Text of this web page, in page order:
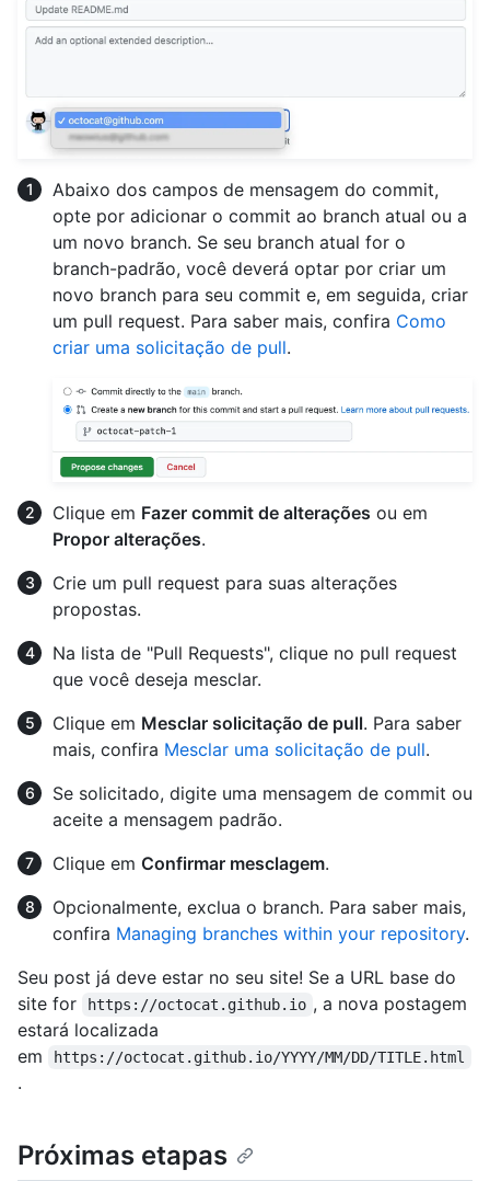
Abaixo dos campos de mensagem do commit,
opte por adicionar o commit ao branch atual ou a
um novo branch. Se seu branch atual for o
branch-padrão, você deverá optar por criar um
novo branch para seu commit e, em seguida, criar
um pull request. Para saber mais, confira Como
criar uma solicitação de pull.
Clique em Fazer commit de alterações ou em
Propor alterações.
Crie um pull request para suas alterações
propostas.
Na lista de "Pull Requests", clique no pull request
que você deseja mesclar.
Clique em Mesclar solicitação de pull. Para saber
mais, confira Mesclar uma solicitação de pull.
Se solicitado, digite uma mensagem de commit ou
aceite a mensagem padrão.
Clique em Confirmar mesclagem.
Opcionalmente, exclua o branch. Para saber mais,
confira Managing branches within your repository.
Seu post já deve estar no seu site! Se a URL base do
site for
https://octocat.github.io , a nova postagem
estará localizada
em
https://octocat.github.io/YYYY/MM/DD/TITLE.html
.
Próximas etapas